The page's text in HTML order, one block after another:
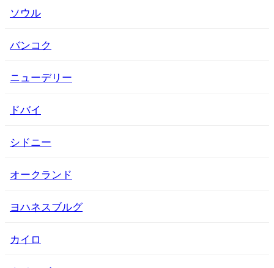
ソウル
バンコク
ニューデリー
ドバイ
シドニー
オークランド
ヨハネスブルグ
カイロ